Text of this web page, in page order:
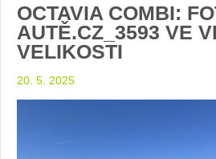
OCTAVIA COMBI:
AUTĚ.CZ_3593 VE
VELIKOSTI
20. 5. 2025